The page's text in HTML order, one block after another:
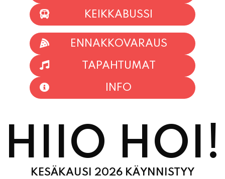
KEIKKABUSSI
ENNAKKOVARAUS
TAPAHTUMAT
INFO
HIIO HOI!
KESÄKAUSI 2026 KÄYNNISTYY